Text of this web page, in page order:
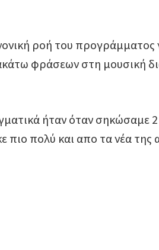
ροή του προγράμματος
φράσεων στη μουσική
ήταν όταν σηκώσαμε
πιο πολύ και απο τα νέα της